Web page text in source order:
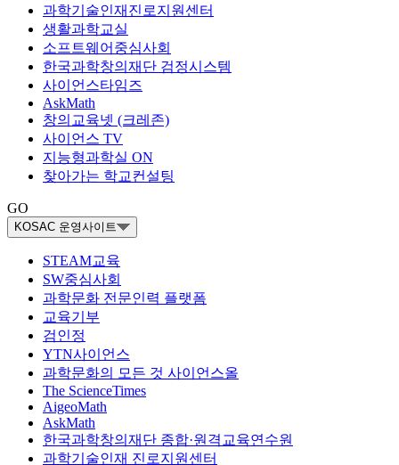
과학기술인재진로지원센터
생활과학교실
소프트웨어중심사회
한국과학창의재단 검정시스템
사이언스타임즈
AskMath
창의교육넷 (크레존)
사이언스 TV
지능형과학실 ON
찾아가는 학교컨설팅
GO
KOSAC 운영사이트
STEAM교육
SW중심사회
과학문화 전문인력 플랫폼
교육기부
검인정
YTN사이언스
과학문화의 모든 것 사이언스올
The ScienceTimes
AigeoMath
AskMath
한국과학창의재단 종합·원격교육연수원
과학기술인재 진로지원센터